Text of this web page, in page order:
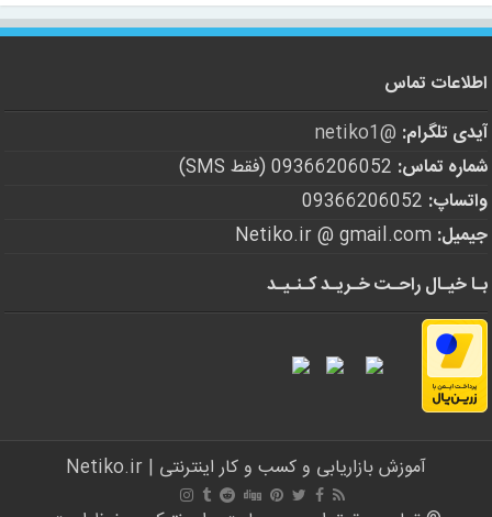
اطلاعات تماس
آیدی تلگرام: @netiko1
شماره تماس:
واتساپ:
جیمیل:
بـا خیـال راحـت خـریـد کـنـیـد
آموزش بازاریابی و کسب و کار اینترنتی | Netiko.ir